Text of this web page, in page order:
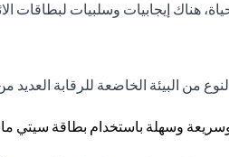
هناك إيجابيات وسلبيات لبطاقات
من البيئة الخاضعة للرقابة العديد